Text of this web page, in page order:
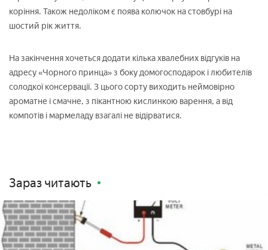
коріння. Також недоліком є поява колючок на стовбурі на
шостий рік життя.
На закінчення хочеться додати кілька хвалебних відгуків на
адресу «Чорного принца» з боку домогосподарок і любителів
солодкої консервації. З цього сорту виходить неймовірно
ароматне і смачне, з пікантною кислинкою варення, а від
компотів і мармеладу взагалі не відірватися.
Зараз читають